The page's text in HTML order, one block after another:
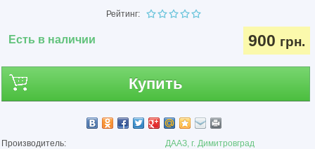
Рейтинг:
Есть в наличии 900 грн.
Купить
Производитель:
ДААЗ, г. Димитровград